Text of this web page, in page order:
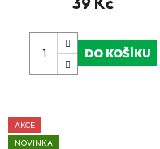
DO KOŠÍKU
AKCE
NOVINKA